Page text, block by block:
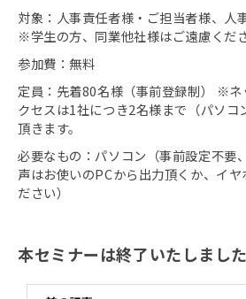
対象：人事責任者様・ご担当者様、人
※学生の方、同業他社様はご遠慮くださ
参加費：無料
定員：先着80名様（事前登録制） ※ネ
クセスは1社につき2名様まで（パソコ
頂きます。
必要なもの：パソコン（事前設定不要
声はお使いのPCから出力頂くか、イヤ
ださい）
本セミナーは終了いたしました